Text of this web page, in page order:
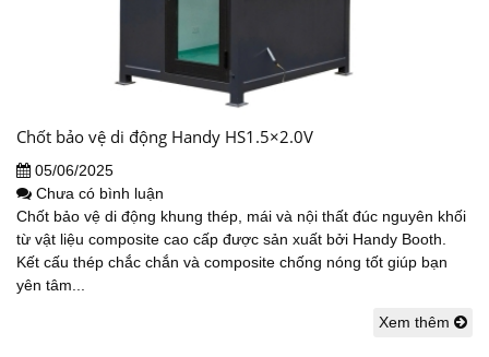
Chốt bảo vệ di động Handy HS1.5×2.0V
05/06/2025
Chưa có bình luận
Chốt bảo vệ di động khung thép, mái và nội thất đúc nguyên khối
từ vật liệu composite cao cấp được sản xuất bởi Handy Booth.
Kết cấu thép chắc chắn và composite chống nóng tốt giúp bạn
yên tâm...
Xem thêm